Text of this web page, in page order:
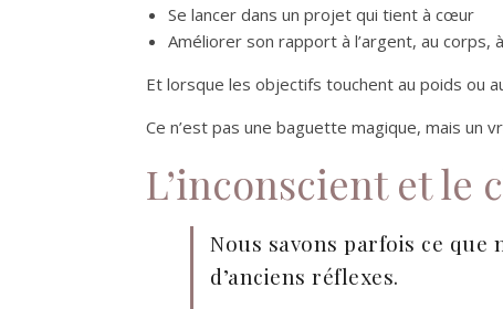
Se lancer dans un projet qui tient à cœur
Améliorer son rapport à l’argent, au corps,
Et lorsque les objectifs touchent au poids ou
Ce n’est pas une baguette magique, mais un
L’inconscient et le
Nous savons parfois ce
d’anciens réflexes.